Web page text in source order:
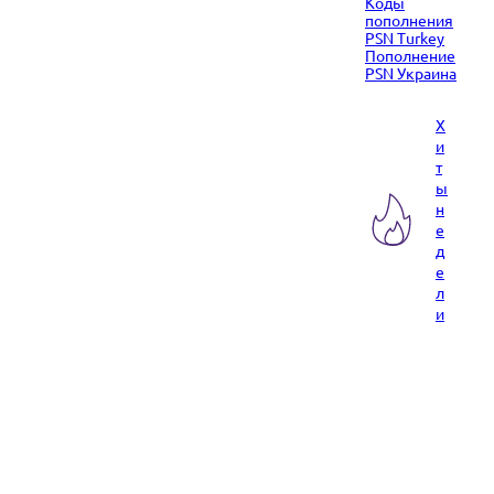
пополнения
PSN Turkey
Пополнение
PSN Украина
Х
и
т
ы
н
е
д
е
л
и